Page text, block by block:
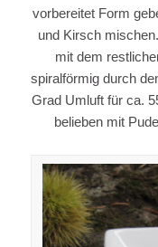
vorbereitet Form
und Kirsch
mit dem
spiralförmig durch
Grad Umluft für ca.
belieben mit